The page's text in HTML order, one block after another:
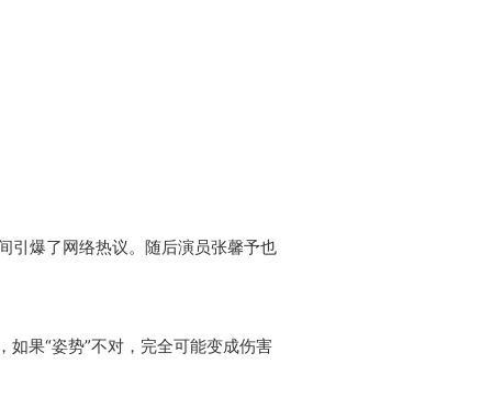
引爆了网络热议。随后演员张馨予也
如果“姿势”不对，完全可能变成伤害